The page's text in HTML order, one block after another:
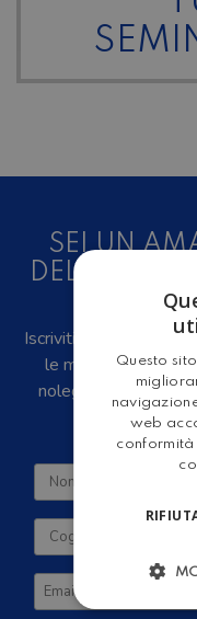
SEI UN
DELLE
Iscriviti alla
le migliori offerte
noleggio, eventi,
Questo
web
conformità